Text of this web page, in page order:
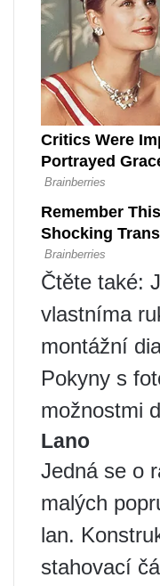
Čtěte také:
vlastníma
montážní
Pokyny s
možnostmi
Lano
Jedná se o
malých
lan.
stahovací